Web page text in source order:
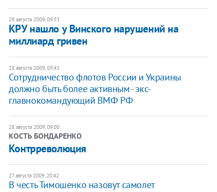
28 августа 2009, 09:53
КРУ нашло у Винского нарушений на
миллиард гривен
28 августа 2009, 09:41
Сотрудничество флотов России и Украины
должно быть более активным - экс-
главнокомандующий ВМФ РФ
28 августа 2009, 09:00
КОСТЬ БОНДАРЕНКО
Контрреволюция
27 августа 2009, 20:42
В честь Тимошенко назовут самолет